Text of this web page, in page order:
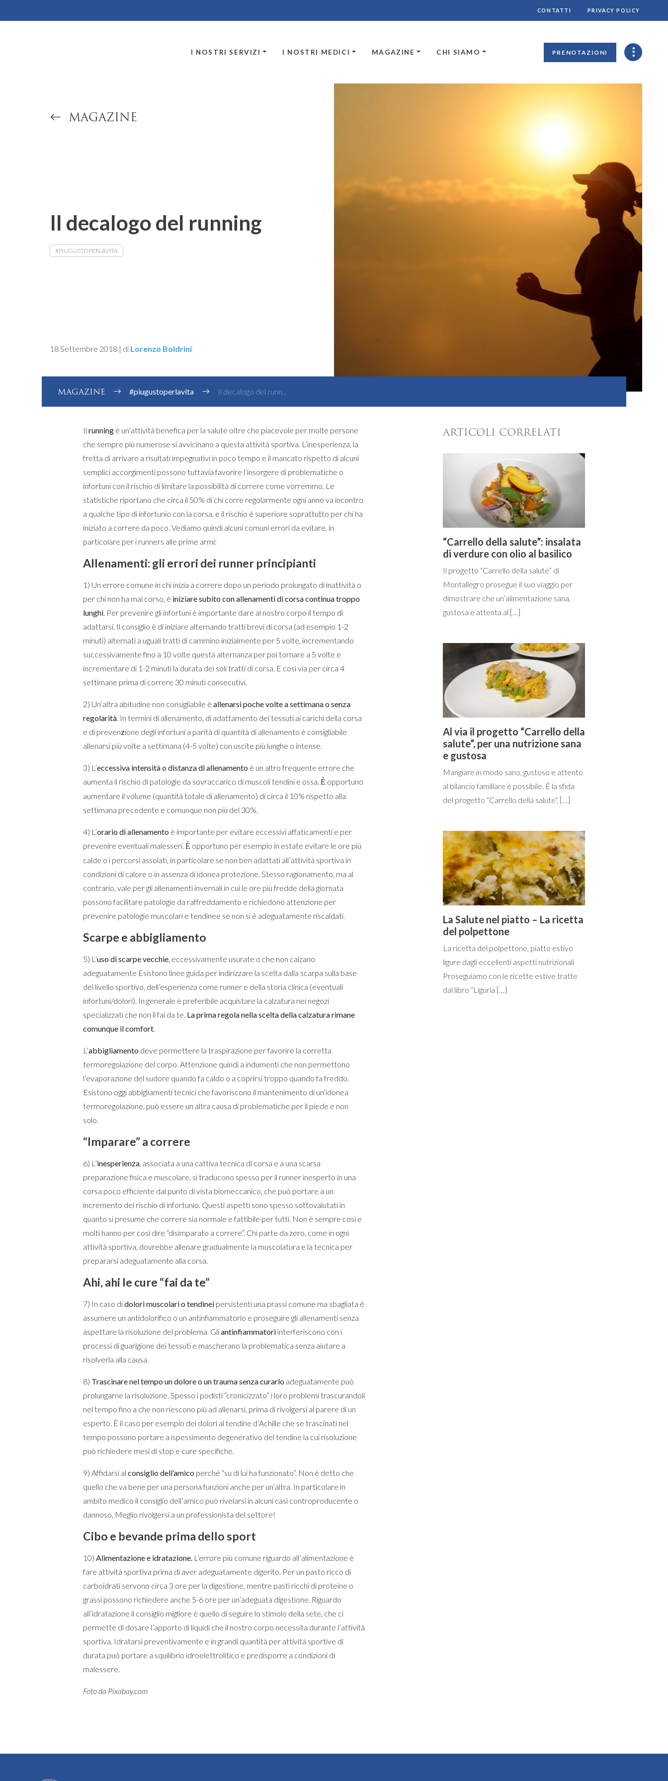
CONTATTI PRIVACY POLICY
I NOSTRI SERVIZI I NOSTRI MEDICI MAGAZINE CHI SIAMO PRENOTAZIONI
MAGAZINE
Il decalogo del running
#PIUGUSTOPERLAVITA
18 Settembre 2018 | di Lorenzo Boldrini
MAGAZINE #piugustoperlavita Il decalogo del runn...
Ilrunning è un’attività benefica per la salute oltre che piacevole per molte persone
che sempre più numerose si avvicinano a questa attività sportiva. L’inesperienza, la
fretta di arrivare a risultati impegnativi in poco tempo e il mancato rispetto di alcuni
semplici accorgimenti possono tuttavia favorire l’insorgere di problematiche o
infortuni con il rischio di limitare la possibilità di correre come vorremmo. Le
statistiche riportano che circa il 50% di chi corre regolarmente ogni anno va incontro
a qualche tipo di infortunio con la corsa, e il rischio è superiore soprattutto per chi ha
iniziato a correre da poco. Vediamo quindi alcuni comuni errori da evitare, in
particolare per i runners alle prime armi:
Allenamenti: gli errori dei runner principianti
1) Un errore comune in chi inizia a correre dopo un periodo prolungato di inattività o
per chi non ha mai corso, è iniziare subito con allenamenti di corsa continua troppo
lunghi. Per prevenire gli infortuni è importante dare al nostro corpo il tempo di
adattarsi. Il consiglio è di iniziare alternando tratti brevi di corsa (ad esempio 1-2
minuti) alternati a uguali tratti di cammino inizialmente per 5 volte, incrementando
successivamente fino a 10 volte questa alternanza per poi tornare a 5 volte e
incrementare di 1-2 minuti la durata dei soli tratti di corsa. E così via per circa 4
settimane prima di correre 30 minuti consecutivi.
2) Un’altra abitudine non consigliabile èallenarsi poche volte a settimana o senza
regolarità. In termini di allenamento, di adattamento dei tessuti ai carichi della corsa
e di prevenzione degli infortuni a parità di quantità di allenamento è consigliabile
allenarsi più volte a settimana (4-5 volte) con uscite più lunghe o intense.
3) L’eccessiva intensità o distanza di allenamento è un altro frequente errore che
aumenta il rischio di patologie da sovraccarico di muscoli tendini e ossa.È opportuno
aumentare il volume (quantità totale di allenamento) di circa il 10% rispetto alla
settimana precedente e comunque non più del 30%.
4) L’orario di allenamento è importante per evitare eccessivi affaticamenti e per
prevenire eventuali malesseri.È opportuno per esempio in estate evitare le ore più
calde o i percorsi assolati, in particolare se non ben adattati all’attività sportiva in
condizioni di calore o in assenza di idonea protezione. Stesso ragionamento, ma al
contrario, vale per gli allenamenti invernali in cui le ore più fredde della giornata
possono facilitare patologie da raffreddamento e richiedono attenzione per
prevenire patologie muscolari e tendinee se non si è adeguatamente riscaldati.
Scarpe e abbigliamento
5) L’uso di scarpe vecchie, eccessivamente usurate o che non calzano
adeguatamente Esistono linee guida per indirizzare la scelta dalla scarpa sulla base
del livello sportivo, dell’esperienza come runner e della storia clinica (eventuali
infortuni/dolori). In generale è preferibile acquistare la calzatura nei negozi
specializzati che non il fai da te. La prima regola nella scelta della calzatura rimane
comunque il comfort.
L’abbigliamento deve permettere la traspirazione per favorire la corretta
termoregolazione del corpo. Attenzione quindi a indumenti che non permettono
l’evaporazione del sudore quando fa caldo o a coprirsi troppo quando fa freddo.
Esistono oggi abbigliamenti tecnici che favoriscono il mantenimento di un’idonea
termoregolazione. può essere un altra causa di problematiche per il piede e non
solo.
“Imparare” a correre
6) L’inesperienza, associata a una cattiva tecnica di corsa e a una scarsa
preparazione fisica e muscolare, si traducono spesso per il runner inesperto in una
corsa poco efficiente dal punto di vista biomeccanico, che può portare a un
incremento del rischio di infortunio. Questi aspetti sono spesso sottovalutati in
quanto si presume che correre sia normale e fattibile per tutti. Non è sempre così e
molti hanno per così dire “disimparato a correre”. Chi parte da zero, come in ogni
attività sportiva, dovrebbe allenare gradualmente la muscolatura e la tecnica per
prepararsi adeguatamente alla corsa.
Ahi, ahi le cure “fai da te”
7) In caso didolori muscolari o tendinei persistenti una prassi comune ma sbagliata è
assumere un antidolorifico o un antinfiammatorio e proseguire gli allenamenti senza
aspettare la risoluzione del problema. Gliantinfiammatori interferiscono con i
processi di guarigione dei tessuti e mascherano la problematica senza aiutare a
risolverla alla causa.
8) Trascinare nel tempo un dolore o un trauma senza curarlo adeguatamente può
prolungarne la risoluzione. Spesso i podisti “cronicizzato” i loro problemi trascurandoli
nel tempo fino a che non riescono più ad allenarsi, prima di rivolgersi al parere di un
esperto. È il caso per esempio dei dolori al tendine d’Achille che se trascinati nel
tempo possono portare a ispessimento degenerativo del tendine la cui risoluzione
può richiedere mesi di stop e cure specifiche.
9) Affidarsi alconsiglio dell’amico perché “su di lui ha funzionato”. Non è detto che
quello che va bene per una persona funzioni anche per un’altra. In particolare in
ambito medico il consiglio dell’amico può rivelarsi in alcuni casi controproducente o
dannoso. Meglio rivolgersi a un professionista del settore!
Cibo e bevande prima dello sport
10)Alimentazione e idratazione. L’errore più comune riguardo all’alimentazione è
fare attività sportiva prima di aver adeguatamente digerito. Per un pasto ricco di
carboidrati servono circa 3 ore per la digestione, mentre pasti ricchi di proteine o
grassi possono richiedere anche 5-6 ore per un’adeguata digestione. Riguardo
all’idratazione il consiglio migliore è quello di seguire lo stimolo della sete, che ci
permette di dosare l’apporto di liquidi che il nostro corpo necessita durante l’attività
sportiva. Idratarsi preventivamente e in grandi quantità per attività sportive di
durata può portare a squilibrio idroelettrolitico e predisporre a condizioni di
malessere.
Foto da Pixabay.com
ARTICOLI CORRELATI
“Carrello della salute”: insalata
di verdure con olio al basilico
Il progetto “Carrello della salute” di
Montallegro prosegue il suo viaggio per
dimostrare che un’alimentazione sana,
gustosa e attenta al […]
Al via il progetto “Carrello della
salute”, per una nutrizione sana
e gustosa
Mangiare in modo sano, gustoso e attento
al bilancio familiare è possibile. È la sfida
del progetto “Carrello della salute“, […]
La Salute nel piatto – La ricetta
del polpettone
La ricetta del polpettone, piatto estivo
ligure dagli eccellenti aspetti nutrizionali
Proseguiamo con le ricette estive tratte
dal libro “Liguria […]